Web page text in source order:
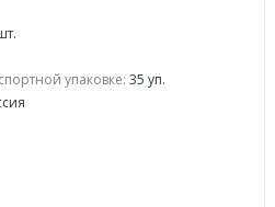
упаковке: 35 уп.